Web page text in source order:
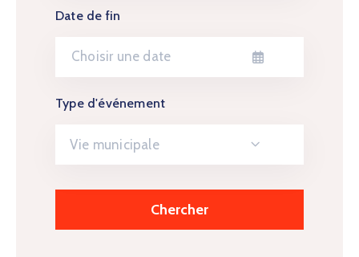
Date de fin
Type d'événement
Vie municipale